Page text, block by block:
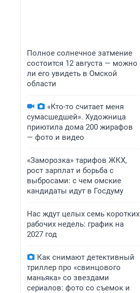
Полное солнечное затмение
состоится 12 августа — можно
ли его увидеть в Омской
области
«Кто-то считает меня
сумасшедшей». Художница
приютила дома 200 жирафов
— фото и видео
«Заморозка» тарифов ЖКХ,
рост зарплат и борьба с
выбросами: с чем омские
кандидаты идут в Госдуму
Нас ждут целых семь коротких
рабочих недель: график на
2027 год
Как снимают детективный
триллер про «свинцового
маньяка» со звездами
сериалов: фото со съемок и